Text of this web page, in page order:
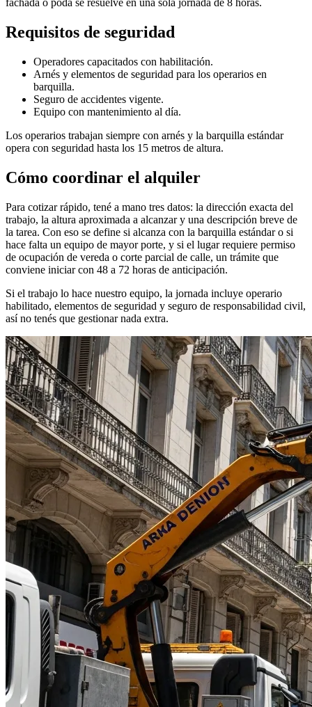
fachada o poda se resuelve en una sola jornada de 8 horas.
Requisitos de seguridad
Operadores capacitados con habilitación.
Arnés y elementos de seguridad para los operarios en
barquilla.
Seguro de accidentes vigente.
Equipo con mantenimiento al día.
Los operarios trabajan siempre con arnés y la barquilla estándar
opera con seguridad hasta los 15 metros de altura.
Cómo coordinar el alquiler
Para cotizar rápido, tené a mano tres datos: la dirección exacta del
trabajo, la altura aproximada a alcanzar y una descripción breve de
la tarea. Con eso se define si alcanza con la barquilla estándar o si
hace falta un equipo de mayor porte, y si el lugar requiere permiso
de ocupación de vereda o corte parcial de calle, un trámite que
conviene iniciar con 48 a 72 horas de anticipación.
Si el trabajo lo hace nuestro equipo, la jornada incluye operario
habilitado, elementos de seguridad y seguro de responsabilidad civil,
así no tenés que gestionar nada extra.